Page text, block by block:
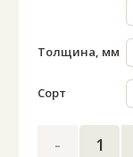
Толщина, мм
Сорт
Количество